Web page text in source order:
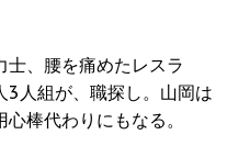
、腰を痛めたレスラ
3人組が、職探し。山岡は
棒代わりにもなる。